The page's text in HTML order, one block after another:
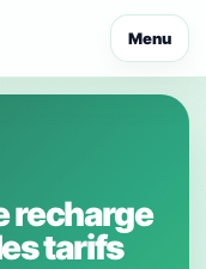
Menu
recharge
tarifs